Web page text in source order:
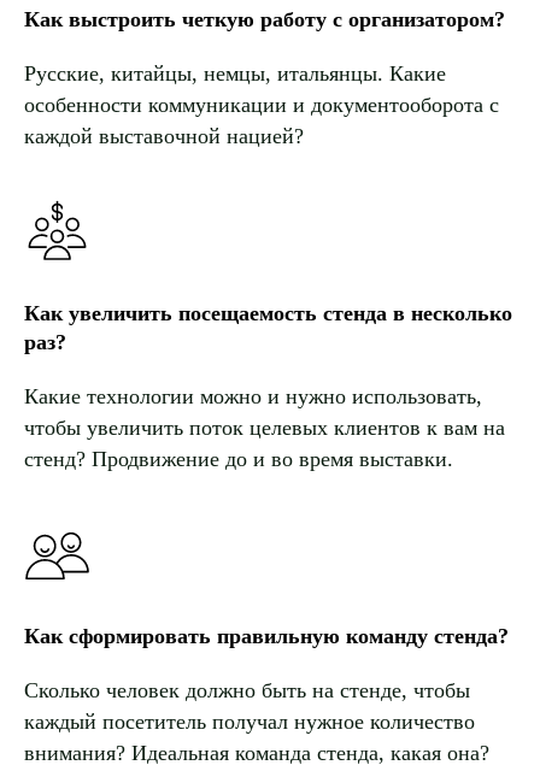
Как выстроить четкую работу с организатором?
Русские, китайцы, немцы, итальянцы. Какие
особенности коммуникации и документооборота с
каждой выставочной нацией?
Как увеличить посещаемость стенда в несколько
раз?
Какие технологии можно и нужно использовать,
чтобы увеличить поток целевых клиентов к вам на
стенд? Продвижение до и во время выставки.
Как сформировать правильную команду стенда?
Сколько человек должно быть на стенде, чтобы
каждый посетитель получал нужное количество
внимания? Идеальная команда стенда, какая она?